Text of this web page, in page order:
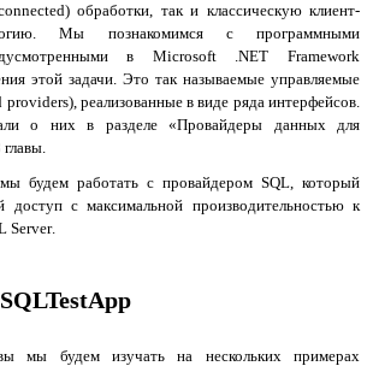
) обработки, так и классическую клиент-
Мы познакомимся с программными
в Microsoft.NET
Framework
этой задачи. Это так называемые управляемые
providers), реализованные в виде ряда интерфейсов.
о них в разделе «Провайдеры данных для
будем работать с провайдером SQL, который
доступ с максимальной производительностью к
Server.
SQLTestApp
мы будем изучать на нескольких примерах